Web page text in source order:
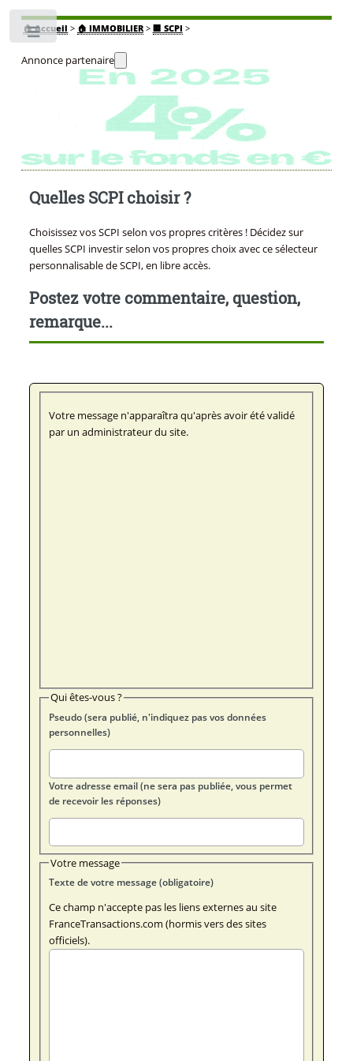
🏠Accueil > 🏠 IMMOBILIER> 🏢 SCPI >
Annonce partenaire
Quelles SCPI choisir ?
Choisissez vos SCPI selon vos propres critères ! Décidez sur
quelles SCPI investir selon vos propres choix avec ce sélecteur
personnalisable de SCPI, en libre accès.
Postez votre commentaire, question,
remarque...
Votre message n'apparaîtra qu'après avoir été validé
par un administrateur du site.
Qui êtes-vous ?
Pseudo (sera publié, n'indiquez pas vos données
personnelles)
Votre adresse email (ne sera pas publiée, vous permet
de recevoir les réponses)
Votre message
Texte de votre message (obligatoire)
Ce champ n'accepte pas les liens externes au site
FranceTransactions.com (hormis vers des sites
officiels).
Toggle